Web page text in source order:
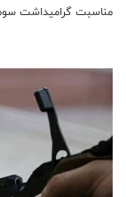
مناسبت گرامیداشت